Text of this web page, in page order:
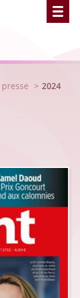
Marseille
2024